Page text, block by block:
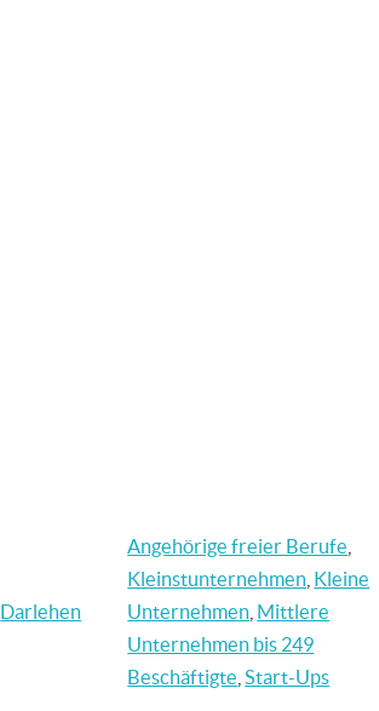
Darlehen
Angehörige freier Berufe
Kleinstunternehmen Kleine
Unternehmen Mittlere
Unternehmen bis 249
Beschäftigte ,Start-Ups